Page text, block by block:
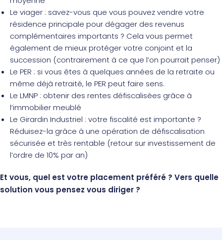
Le viager : savez-vous que vous pouvez vendre votre
résidence principale pour dégager des revenus
complémentaires importants ? Cela vous permet
également de mieux protéger votre conjoint et la
succession (contrairement à ce que l’on pourrait penser)
Le PER : si vous êtes à quelques années de la retraite ou
même déjà retraité, le PER peut faire sens.
Le LMNP : obtenir des rentes défiscalisées grâce à
l’immobilier meublé
Le Girardin Industriel : votre fiscalité est importante ?
Réduisez-la grâce à une opération de défiscalisation
sécurisée et très rentable (retour sur investissement de
l’ordre de 10% par an)
Et vous, quel est votre placement préféré ? Vers quelle
solution vous pensez vous diriger ?